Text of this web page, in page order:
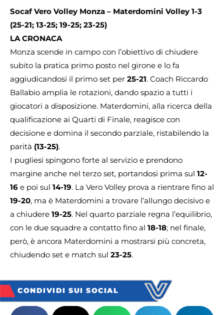
Socaf Vero Volley Monza – Materdomini Volley 1-3
(25-21; 13-25; 19-25; 23-25)
LA CRONACA
Monza scende in campo con l’obiettivo di chiudere
subito la pratica primo posto nel girone e lo fa
aggiudicandosi il primo set per 25-21. Coach Riccardo
Ballabio amplia le rotazioni, dando spazio a tutti i
giocatori a disposizione. Materdomini, alla ricerca della
qualificazione ai Quarti di Finale, reagisce con
decisione e domina il secondo parziale, ristabilendo la
parità (13-25).
I pugliesi spingono forte al servizio e prendono
margine anche nel terzo set, portandosi prima sul 12-
16 e poi sul 14-19. La Vero Volley prova a rientrare fino al
19-20, ma è Materdomini a trovare l’allungo decisivo e
a chiudere 19-25. Nel quarto parziale regna l’equilibrio,
con le due squadre a contatto fino al 18-18; nel finale,
però, è ancora Materdomini a mostrarsi più concreta,
chiudendo set e match sul 23-25.
CONDIVIDI SUI SOCIAL